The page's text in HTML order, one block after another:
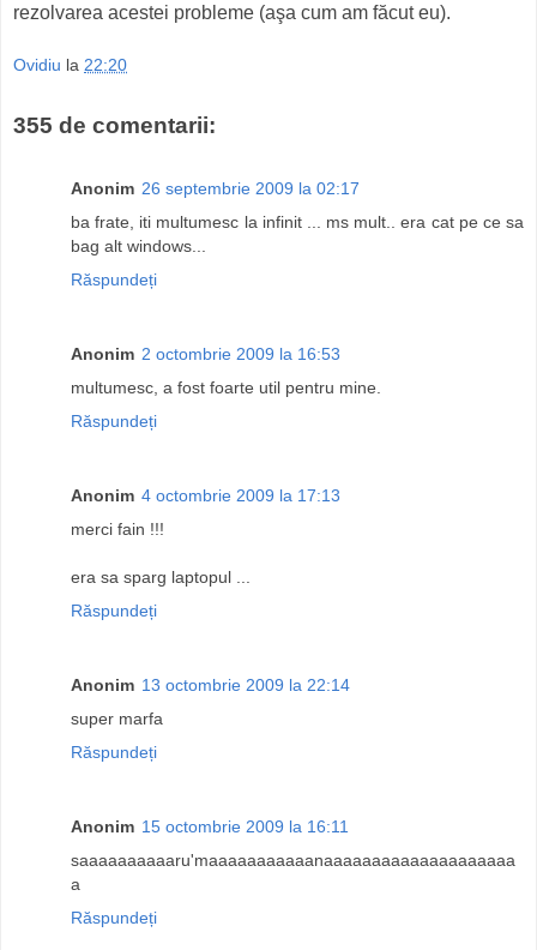
rezolvarea acestei probleme (aşa cum am făcut eu).
Ovidiu la 22:20
355 de comentarii:
Anonim 26 septembrie 2009 la 02:17
ba frate, iti multumesc la infinit ... ms mult.. era cat pe ce sa
bag alt windows...
Răspundeți
Anonim 2 octombrie 2009 la 16:53
multumesc, a fost foarte util pentru mine.
Răspundeți
Anonim 4 octombrie 2009 la 17:13
merci fain !!!
era sa sparg laptopul ...
Răspundeți
Anonim 13 octombrie 2009 la 22:14
super marfa
Răspundeți
Anonim 15 octombrie 2009 la 16:11
saaaaaaaaaaru'maaaaaaaaaaanaaaaaaaaaaaaaaaaaaaa
a
Răspundeți